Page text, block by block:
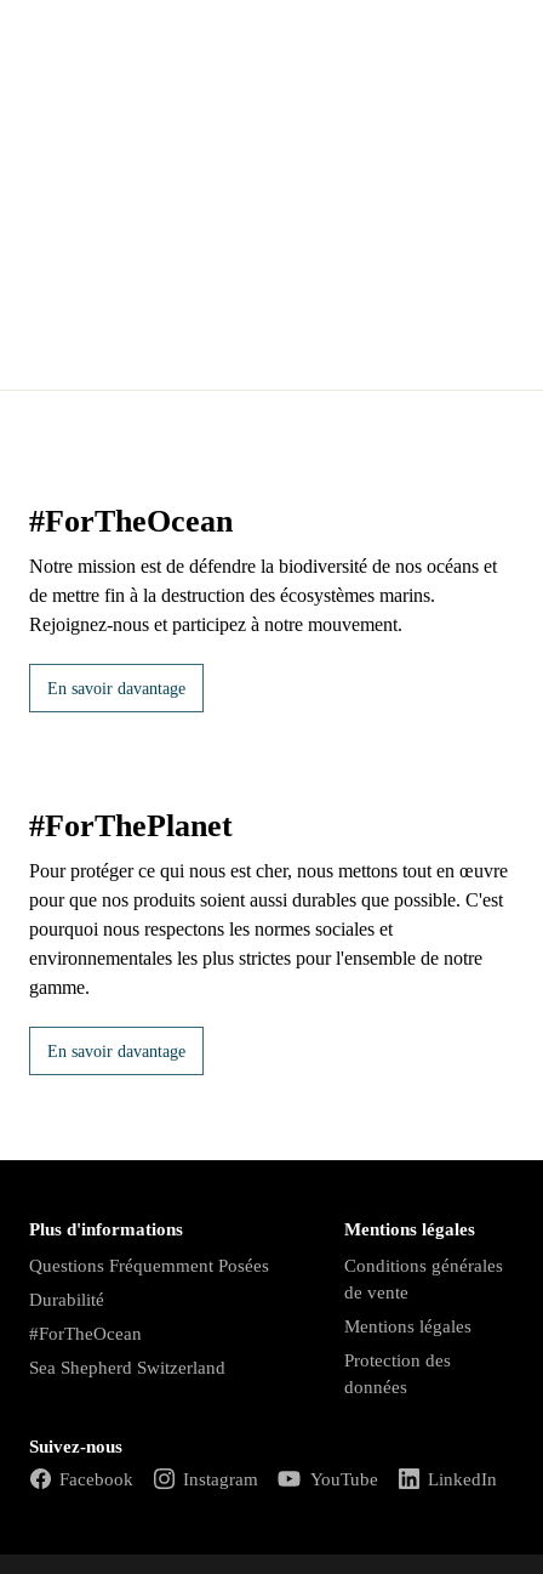
#ForTheOcean
Notre mission est de défendre la biodiversité de nos océans et
de mettre fin à la destruction des écosystèmes marins.
Rejoignez-nous et participez à notre mouvement.
En savoir davantage
#ForThePlanet
Pour protéger ce qui nous est cher, nous mettons tout en œuvre
pour que nos produits soient aussi durables que possible. C'est
pourquoi nous respectons les normes sociales et
environnementales les plus strictes pour l'ensemble de notre
gamme.
En savoir davantage
Plus d'informations
Questions Fréquemment Posées
Durabilité
#ForTheOcean
Sea Shepherd Switzerland
Mentions légales
Conditions générales
de vente
Mentions légales
Protection des
données
Suivez-nous
Facebook
Instagram YouTube LinkedIn